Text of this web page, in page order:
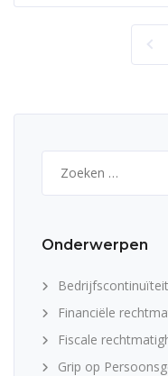
naar:
Onderwerpen
Bedrijfscontinuïteit
Financiële
Fiscale
Grip op